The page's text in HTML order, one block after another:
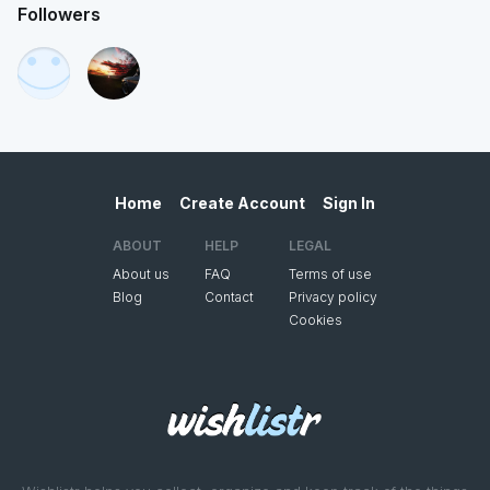
Followers
Home Create Account Sign In
ABOUT
About us
Blog
HELP
FAQ
Contact
LEGAL
Terms of use
Privacy policy
Cookies